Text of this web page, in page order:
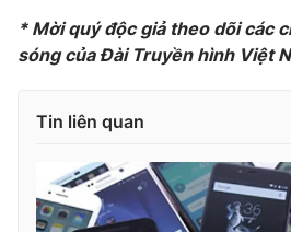
Học trực tuyến
Hitech Công nghệ tương lai
Tư vấn
Giao lưu trực tuyến
Lịch phát sóng
Chuyên mục khác
* Mời quý độc giả theo dõi các
sóng của Đài Truyền hình Việt
Tin liên quan